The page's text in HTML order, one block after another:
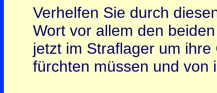
Verhelfen Sie durch
Wort vor allem den
jetzt im Straflager um
fürchten müssen und von